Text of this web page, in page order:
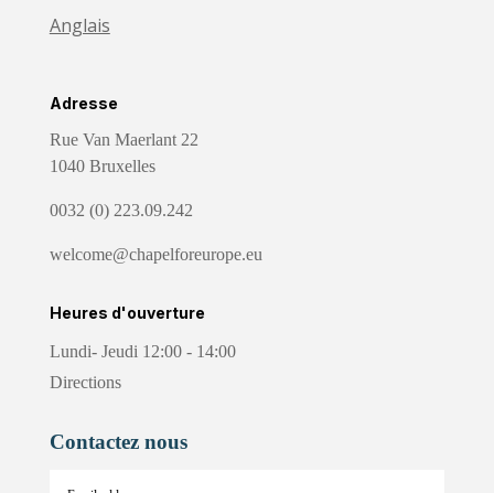
Anglais
Adresse
Rue Van Maerlant 22
1040 Bruxelles
0032 (0) 223.09.242
welcome@chapelforeurope.eu
Heures d'ouverture
Lundi- Jeudi 12:00 - 14:00
Directions
Contactez nous